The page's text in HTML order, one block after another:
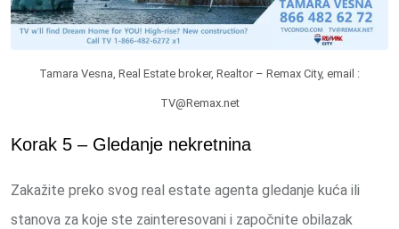
Tamara Vesna, Real Estate broker, Realtor – Remax City, email :
TV@Remax.net
Korak 5 – Gledanje nekretnina
Zakažite preko svog real estate agenta gledanje kuća ili
stanova za koje ste zainteresovani i započnite obilazak